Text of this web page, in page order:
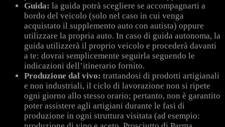
Guida: la guida potrà scegliere se accompagnarti a
bordo del veicolo (solo nel caso in cui venga
acquistato il supplemento auto con autista) oppure
utilizzare la propria auto. In caso di guida autonoma, la
guida utilizzerà il proprio veicolo e procederà davanti
a te: dovrai semplicemente seguirla seguendo le
indicazioni dell’itinerario fornito.
Produzione dal vivo: trattandosi di prodotti artigianali
e non industriali, il ciclo di lavorazione non si ripete
ogni giorno allo stesso orario; pertanto, non è garantito
poter assistere agli artigiani durante le fasi di
produzione in ogni struttura visitata (ad esempio: